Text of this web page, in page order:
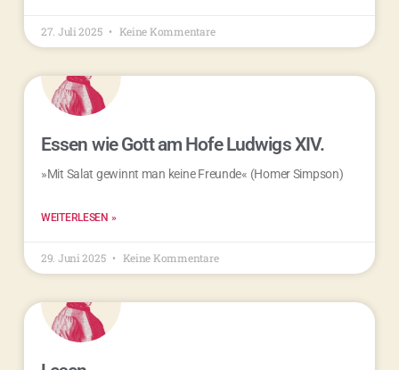
27. Juli 2025 Keine Kommentare
Essen wie Gott am Hofe Ludwigs XIV.
»Mit Salat gewinnt man keine Freunde« (Homer Simpson)
WEITERLESEN »
29. Juni 2025 Keine Kommentare